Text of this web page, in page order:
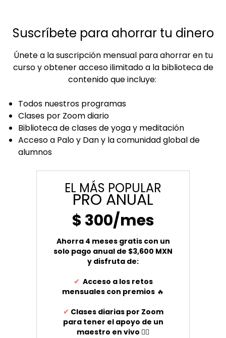
Suscríbete para ahorrar tu dinero
Únete a la suscripción mensual para ahorrar en tu
curso y obtener acceso ilimitado a la biblioteca de
contenido que incluye:
Todos nuestros programas
Clases por Zoom diario
Biblioteca de clases de yoga y meditación
Acceso a Palo y Dan y la comunidad global de
alumnos
EL MÁS POPULAR
PRO ANUAL
$ 300/mes
Ahorra 4 meses gratis con un
solo pago anual de $3,600 MXN
y disfruta de:
✔ Acceso a los retos
mensuales con premios 🔥
✔ Clases diarias por Zoom
para tener el apoyo de un
maestro en vivo 🧘‍♀️